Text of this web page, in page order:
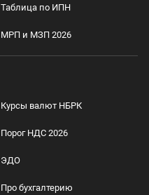
Таблица по ИПН
МРП и МЗП 2026
Курсы валют НБРК
Порог НДС 2026
ЭДО
Про бухгалтерию